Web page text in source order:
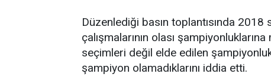
Düzenlediği basın toplantısında
çalışmalarının olası
seçimleri değil elde edilen
şampiyon olamadıklarını iddia etti.